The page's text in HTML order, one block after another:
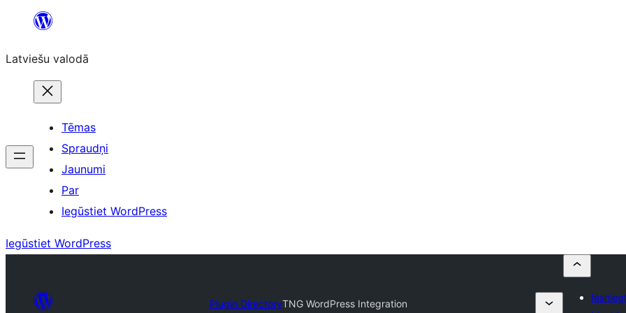
Pāriet
saturu
Latviešu valodā
Tēmas
Spraudņi
Jaunumi
Par
Iegūstiet WordPress
Iegūstiet WordPress
Plugin DirectoryTNG WordPress Integration